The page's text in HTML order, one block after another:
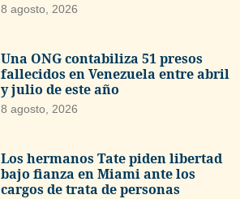
8 agosto, 2026
Una ONG contabiliza 51 presos
fallecidos en Venezuela entre abril
y julio de este año
8 agosto, 2026
Los hermanos Tate piden libertad
bajo fianza en Miami ante los
cargos de trata de personas